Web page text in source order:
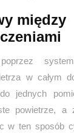
między
w całym
jednych
powietrze, a
w ten sposób